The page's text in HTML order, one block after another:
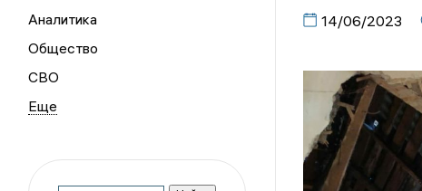
Аналитика
Общество
СВО
14/06/2023